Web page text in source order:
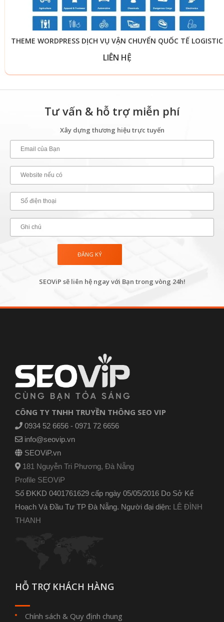
THEME WORDPRESS DỊCH VỤ VẬN CHUYỂN QUỐC TẾ LOGISTIC
LIÊN HỆ
Tư vấn & hỗ trợ miễn phí
Xây dựng thương hiệu trực tuyến
SEOViP sẽ liên hệ ngay với Bạn trong vòng 24h!
CÔNG TY TNHH TRUYỀN THÔNG SEO VIP
0934 52 6656 - 0971 72 6656
info@seovip.vn
SEOViP.vn
181 Nguyễn Tri Phương, Đà Nẵng
Profile SEOViP
Số ĐKKD 0401761629 cấp ngày 05/05/2016 Do Sở Kế
Hoạch Và Đầu Tư TP Đà Nẵng. Người đại diện: LÊ ĐÌNH
THANH
HỖ TRỢ KHÁCH HÀNG
Chính sách & Quy định chung